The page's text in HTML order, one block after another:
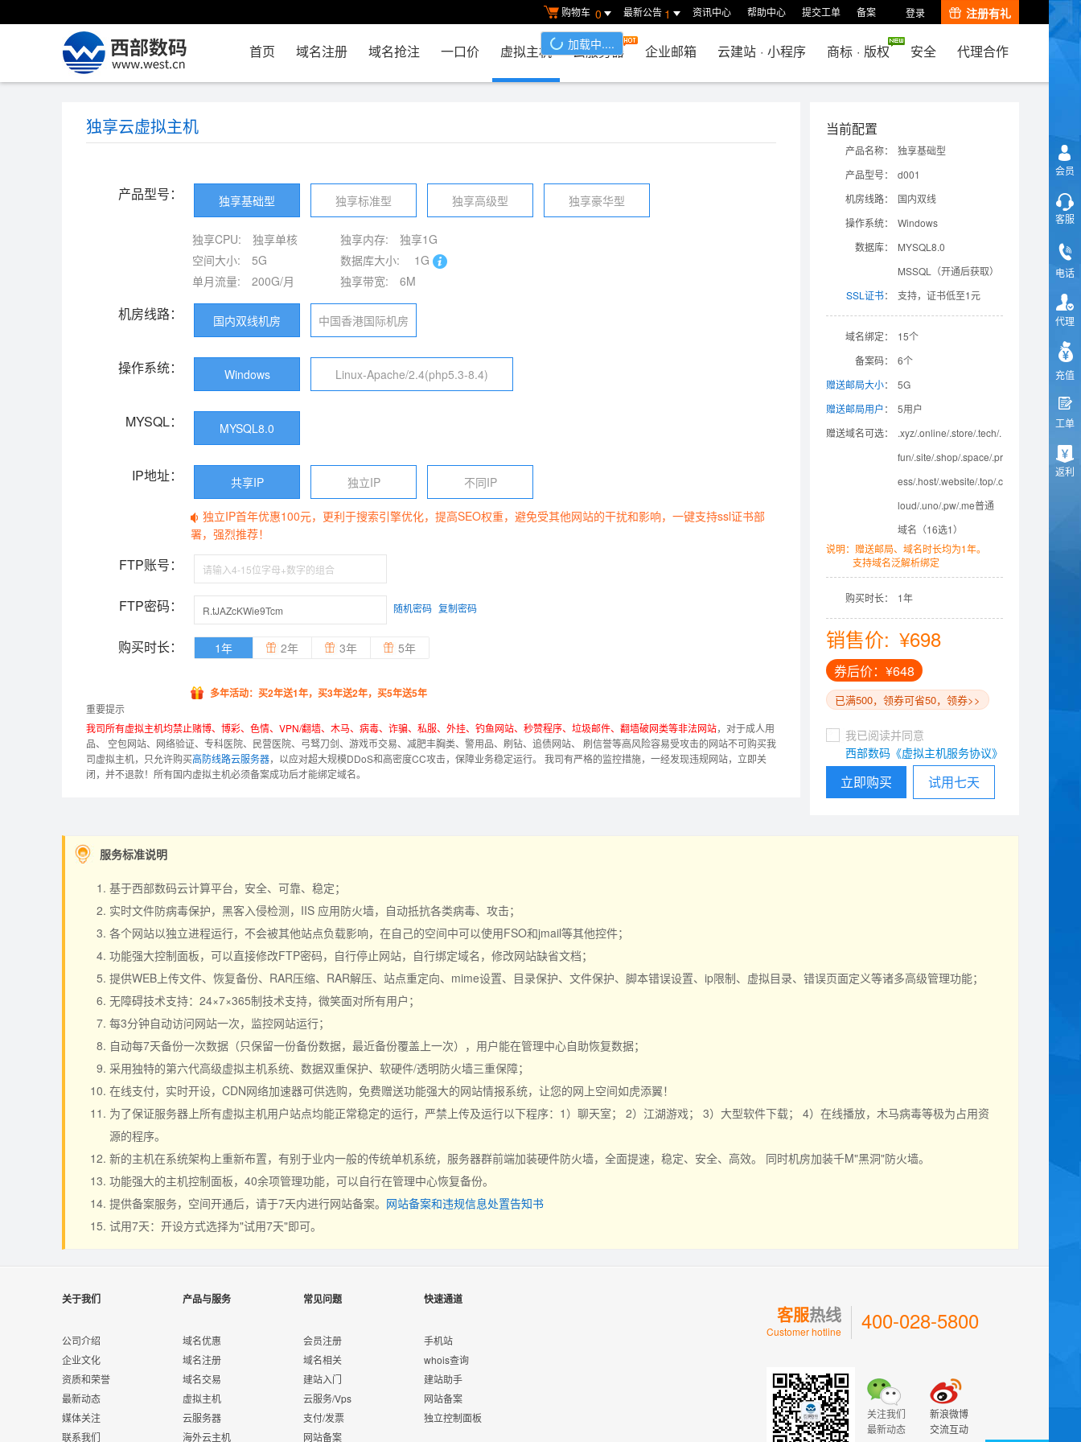
购物车 0 最新公告 1 资讯中心 帮助中心 提交工单 备案 登录 注册有礼
首页 域名注册 域名抢注 一口价 虚拟主机 云服务器 企业邮箱 云建站 · 小程序 商标 · 版权 安全 代理合作
当前配置
产品名称：
独享基础型
产品型号：
d001
机房线路：
国内双线
操作系统：
Windows
数据库：
MYSQL8.0
MSSQL（开通后获取）
SSL证书： 支持，证书低至1元
域名绑定：
15个
备案码：
6个
赠送邮局大小：
5G
赠送邮局用户：
5用户
赠送域名可选：
.xyz/.online/.store/.tech/.
fun/.site/.shop/.space/.pr
ess/.host/.website/.top/.c
loud/.uno/.pw/.me普通
域名（16选1）
说明：赠送邮局、域名时长均为1年。
支持域名泛解析绑定
购买时长： 1年
销售价: ¥698
券后价：¥648
已满500，领券可省50，领券>>
我已阅读并同意
西部数码《虚拟主机服务协议》
立即购买 试用七天
独享云虚拟主机
产品型号： 独享基础型 独享标准型 独享高级型 独享豪华型
独享CPU: 独享单核 独享内存:
独享1G
空间大小:
5G 数据库大小:
1G
单月流量:
200G/月 独享带宽: 6M
机房线路： 国内双线机房 中国香港国际机房
操作系统： Windows Linux-Apache/2.4(php5.3-8.4)
MYSQL： MYSQL8.0
IP地址： 共享IP 独立IP 不同IP
独立IP首年优惠100元，更利于搜索引擎优化，提高SEO权重，避免受其他网站的干扰和影响，一键支持ssl证书部
署，强烈推荐！
FTP账号：
FTP密码： 随机密码 复制密码
购买时长： 1年 2年 3年 5年
多年活动：买2年送1年，买3年送2年，买5年送5年
重要提示
我司所有虚拟主机均禁止赌博、博彩、色情、VPN/翻墙、木马、病毒、诈骗、私服、外挂、钓鱼网站、秒赞程序、垃圾邮件、翻墙破网类等非法网站，对于成人用
品、 空包网站、网络验证、专科医院、民营医院、弓驽刀剑、游戏币交易、减肥丰胸类、警用品、刷钻、追债网站、 刷信誉等高风险容易受攻击的网站不可购买我
司虚拟主机，只允许购买高防线路云服务器，以应对超大规模DDoS和高密度CC攻击，保障业务稳定运行。 我司有严格的监控措施，一经发现违规网站，立即关
闭，并不退款！ 所有国内虚拟主机必须备案成功后才能绑定域名。
服务标准说明
基于西部数码云计算平台，安全、可靠、稳定；
实时文件防病毒保护，黑客入侵检测，IIS 应用防火墙，自动抵抗各类病毒、攻击；
各个网站以独立进程运行，不会被其他站点负载影响，在自己的空间中可以使用FSO和jmail等其他控件；
功能强大控制面板，可以直接修改FTP密码，自行停止网站，自行绑定域名，修改网站缺省文档；
提供WEB上传文件、恢复备份、RAR压缩、RAR解压、站点重定向、mime设置、目录保护、文件保护、脚本错误设置、ip限制、虚拟目录、错误页面定义等诸多高级管理功能；
无障碍技术支持：24×7×365制技术支持，微笑面对所有用户；
每3分钟自动访问网站一次，监控网站运行；
自动每7天备份一次数据（只保留一份备份数据，最近备份覆盖上一次），用户能在管理中心自助恢复数据；
采用独特的第六代高级虚拟主机系统、数据双重保护、软硬件/透明防火墙三重保障；
在线支付，实时开设，CDN网络加速器可供选购，免费赠送功能强大的网站情报系统，让您的网上空间如虎添翼！
为了保证服务器上所有虚拟主机用户站点均能正常稳定的运行，严禁上传及运行以下程序：1）聊天室； 2）江湖游戏； 3）大型软件下载； 4）在线播放，木马病毒等极为占用资
源的程序。
新的主机在系统架构上重新布置，有别于业内一般的传统单机系统，服务器群前端加装硬件防火墙，全面提速，稳定、安全、高效。 同时机房加装千M"黑洞"防火墙。
功能强大的主机控制面板，40余项管理功能，可以自行在管理中心恢复备份。
提供备案服务，空间开通后，请于7天内进行网站备案。 网站备案和违规信息处置告知书
试用7天：开设方式选择为"试用7天"即可。
关于我们
公司介绍
企业文化
资质和荣誉
最新动态
媒体关注
联系我们
产品与服务
域名优惠
域名注册
域名交易
虚拟主机
云服务器
海外云主机
常见问题
会员注册
域名相关
建站入门
云服务/Vps
支付/发票
网站备案
快速通道
手机站
whois查询
建站助手
网站备案
独立控制面板
客服热线
Customer hotline 400-028-5800
关注我们
最新动态
新浪微博
交流互动
会员
客服
电话
代理
充值
工单
返利
加载中....